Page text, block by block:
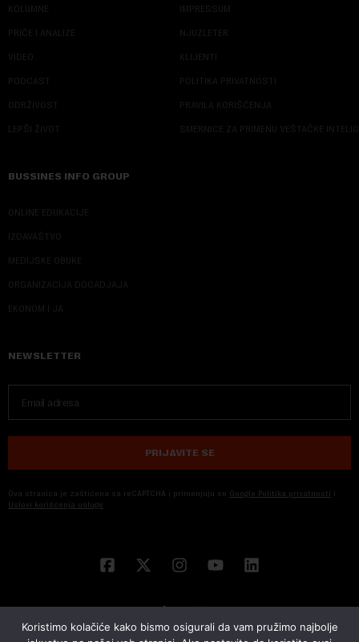
KOLUMNE
PRIČE I ANALIZE
VIDEO
PODCAST
ODRŽIVOST
LEPŠI ŽIVOT
IMPRESSUM
NJUZLETER
KLIJENTI
POLITIKA PRIVATNOSTI
PRAVILA KORIŠĆENJA
SMERNICE ZA PRIMENU VEŠTAČKE
BUSSINES INFO GROUP
ONLINE EDUKACIJE
IZDAVAŠTVO
MEDIJSKE OBUKE
ORGANIZACIJA DOGADJAJA
EKONOM I JA
NEWSLETTER
PRIJAVITE SE
Ova stranica je zaštićena sa reCAPTCHA i primenjuju se Google Politika privatnosti i
Uslovi korišćenja usluge
Koristimo kolačiće kako bismo osigurali da vam pružimo najbolje